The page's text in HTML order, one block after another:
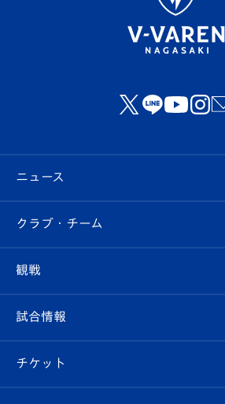
ニュース
すべて
クラブ
試合情報
クラブ・チーム
クラブ概要
エンブレム紹介
観戦
観戦ルール
はじめての観戦ガイド
試合情報
試合日程/結果
チケット